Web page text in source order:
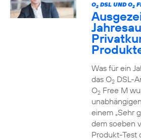
O2DSL UND O2
Was für ein
das O2DSL-
O2Free M
einem „Sehr
dem soeben
Produkt-Test